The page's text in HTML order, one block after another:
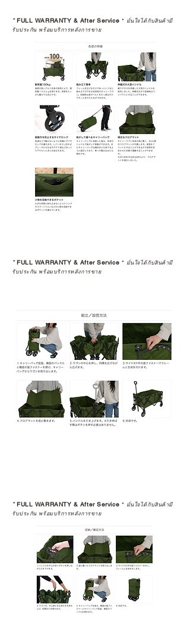
*FULL WARRANTY & After Service * มั่นใจได้กับสินค้ามี
รับประกัน พร้อมบริการหลังการขาย
*FULL WARRANTY & After Service * มั่นใจได้กับสินค้ามี
รับประกัน พร้อมบริการหลังการขาย
*FULL WARRANTY & After Service * มั่นใจได้กับสินค้ามี
รับประกัน พร้อมบริการหลังการขาย